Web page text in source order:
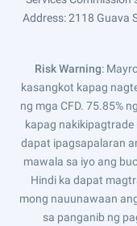
Address: 2118 Guava
Risk Warning:
kasangkot kapag
ng mga CFD. 75.85%
kapag nakikipagtrade
dapat ipagsapalaran
mawala sa iyo ang
Hindi ka dapat
mong nauunawaan
sa panganib ng